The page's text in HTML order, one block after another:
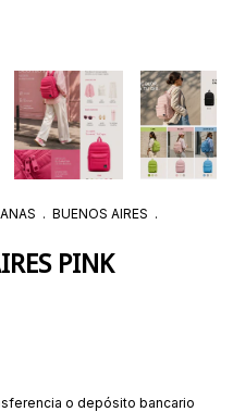
. BUENOS AIRES .
PINK
o depósito bancario